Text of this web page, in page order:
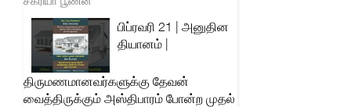
பிப்ரவரி 21 | அனுதின
தியானம் |
திருமணமானவர்களுக்கு தேவன்
வைத்திருக்கும் அஸ்திபாரம் போன்ற முதல்